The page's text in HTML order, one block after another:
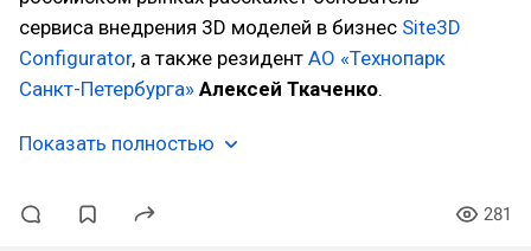
сервиса внедрения 3D моделей в бизнес Site3D
Configurator, а также резидент АО «Технопарк
Санкт-Петербурга» Алексей Ткаченко.
Показать полностью
281